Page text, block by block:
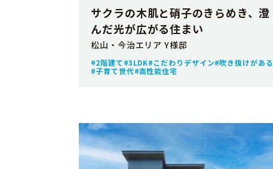
サクラの木肌と硝子のきらめき、澄
んだ光が広がる住まい
松山・今治エリア Y様邸
2階建て 3LDK こだわりデザイン 吹き抜けがある
子育て世代 高性能住宅